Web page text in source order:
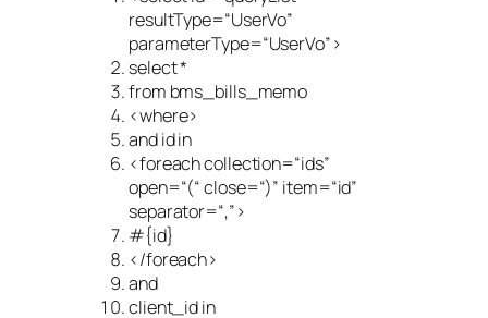
resultType=“UserVo”
parameterType=“UserVo”>
select *
from bms_bills_memo
<where>
and id in
<foreach collection=“ids”
open=“(“close=“)” item=“id”
separator=“,”>
#{id}
</foreach>
and
client_id in